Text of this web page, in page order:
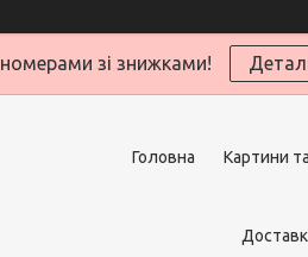
зі знижками!
Головна Картини